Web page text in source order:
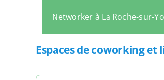
Networker à La Roche-sur-
Espaces de coworking et